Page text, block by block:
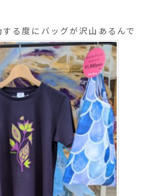
る度にバッグが沢山あるんで